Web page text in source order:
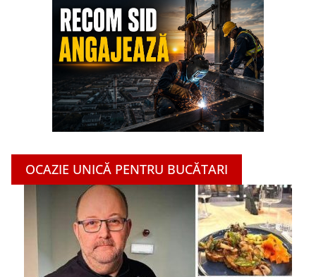
OCAZIE UNICĂ PENTRU BUCĂTARI